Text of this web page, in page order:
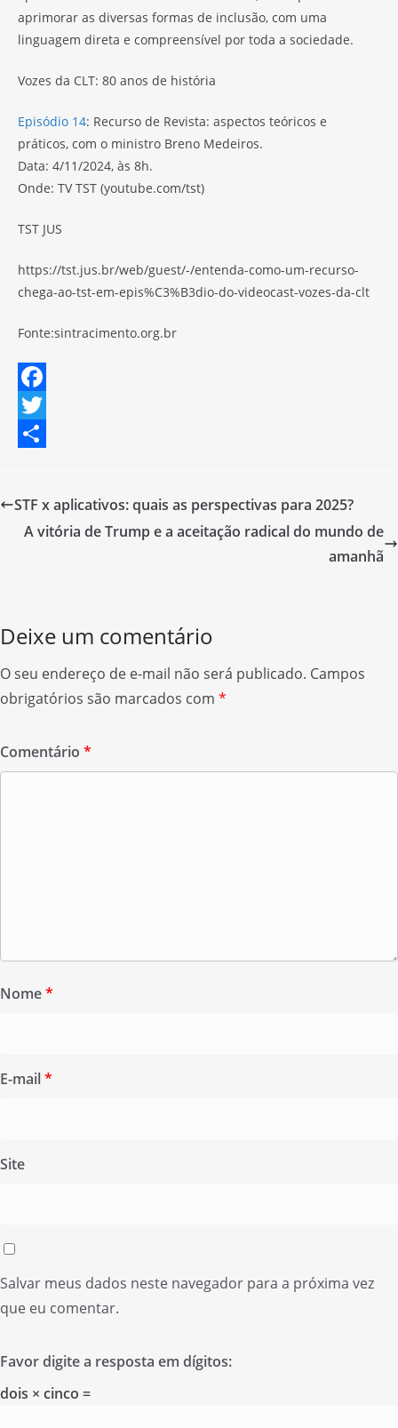
aprimorar as diversas formas de inclusão, com uma
linguagem direta e compreensível por toda a sociedade.
Vozes da CLT: 80 anos de história
Episódio 14: Recurso de Revista: aspectos teóricos e
práticos, com o ministro Breno Medeiros.
Data: 4/11/2024, às 8h.
Onde: TV TST (youtube.com/tst)
TST JUS
https://tst.jus.br/web/guest/-/entenda-como-um-recurso-
chega-ao-tst-em-epis%C3%B3dio-do-videocast-vozes-da-clt
Fonte:sintracimento.org.br
F
aT
STF x aplicativos: quais as perspectivas para 2025?
A vitória de Trump e a aceitação radical do mundo de
amanhã
Deixe um comentário
O seu endereço de e-mail não será publicado. Campos
obrigatórios são marcados com *
Comentário *
Nome*
E-mail*
Site
Salvar meus dados neste navegador para a próxima vez
que eu comentar.
Favor digite a resposta em dígitos:
dois × cinco =